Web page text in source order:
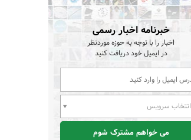
خبرنامه اخبار رسمی
اخبار را با توجه به حوزه موردنظر
در ایمیل خود دریافت کنید
انتخاب سرویس
می خواهم مشترک شوم